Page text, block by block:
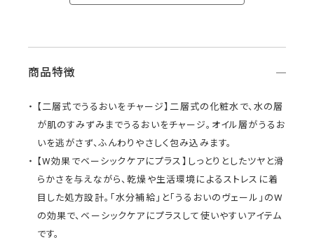
商品特徴
【二層式でうるおいをチャージ】二層式の化粧水で、水の層
が肌のすみずみまでうるおいをチャージ。オイル層がうるお
いを逃がさず、ふんわりやさしく包み込みます。
【W効果でベーシックケアにプラス】しっとりとしたツヤと滑
らかさを与えながら、乾燥や生活環境によるストレスに着
目した処方設計。「水分補給」と「うるおいのヴェール」のW
の効果で、ベーシックケアにプラスして使いやすいアイテム
です。